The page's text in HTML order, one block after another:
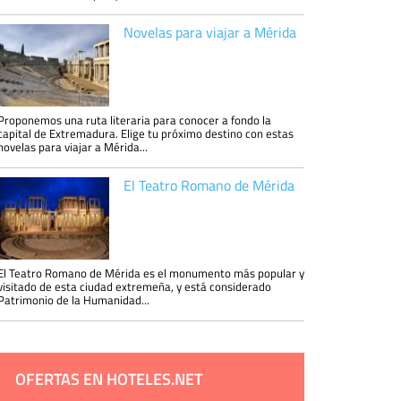
Novelas para viajar a Mérida
una ruta literaria para conocer a fondo la
de Extremadura. Elige tu próximo destino con estas
para viajar a Mérida...
El Teatro Romano de Mérida
Teatro Romano de Mérida es el monumento más popular y
de esta ciudad extremeña, y está considerado
de la Humanidad...
OFERTAS EN HOTELES.NET